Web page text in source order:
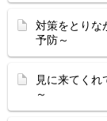
対策を
予防～
見に来て
～